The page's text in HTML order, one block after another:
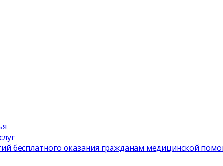
бесплатного оказания гражданам медицинской